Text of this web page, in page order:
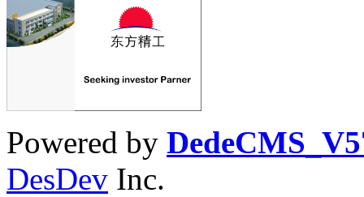
Powered by
DesDev Inc.